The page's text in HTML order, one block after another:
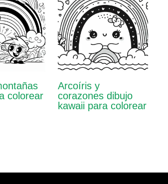
colorear
Arcoíris y
corazones dibujo
kawaii para colorear